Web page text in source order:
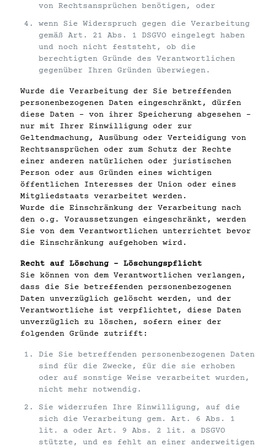
von Rechtsansprüchen benötigen, oder
wenn Sie Widerspruch gegen die Verarbeitung
gemäß Art. 21 Abs. 1 DSGVO eingelegt haben
und noch nicht feststeht, ob die
berechtigten Gründe des Verantwortlichen
gegenüber Ihren Gründen überwiegen.
Wurde die Verarbeitung der Sie betreffenden
personenbezogenen Daten eingeschränkt, dürfen
diese Daten – von ihrer Speicherung abgesehen –
nur mit Ihrer Einwilligung oder zur
Geltendmachung, Ausübung oder Verteidigung von
Rechtsansprüchen oder zum Schutz der Rechte
einer anderen natürlichen oder juristischen
Person oder aus Gründen eines wichtigen
öffentlichen Interesses der Union oder eines
Mitgliedstaats verarbeitet werden.
Wurde die Einschränkung der Verarbeitung nach
den o.g. Voraussetzungen eingeschränkt, werden
Sie von dem Verantwortlichen unterrichtet bevor
die Einschränkung aufgehoben wird.
Recht auf Löschung – Löschungspflicht
Sie können von dem Verantwortlichen verlangen,
dass die Sie betreffenden personenbezogenen
Daten unverzüglich gelöscht werden, und der
Verantwortliche ist verpflichtet, diese Daten
unverzüglich zu löschen, sofern einer der
folgenden Gründe zutrifft:
Die Sie betreffenden personenbezogenen Daten
sind für die Zwecke, für die sie erhoben
oder auf sonstige Weise verarbeitet wurden,
nicht mehr notwendig.
Sie widerrufen Ihre Einwilligung, auf die
sich die Verarbeitung gem. Art. 6 Abs. 1
lit. a oder Art. 9 Abs. 2 lit. a DSGVO
stützte, und es fehlt an einer anderweitigen